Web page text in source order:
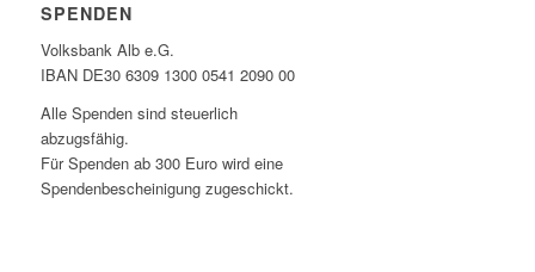
SPENDEN
Volksbank Alb e.G.
IBAN DE30 6309 1300 0541 2090 00
Alle Spenden sind steuerlich
abzugsfähig.
Für Spenden ab 300 Euro wird eine
Spendenbescheinigung zugeschickt.